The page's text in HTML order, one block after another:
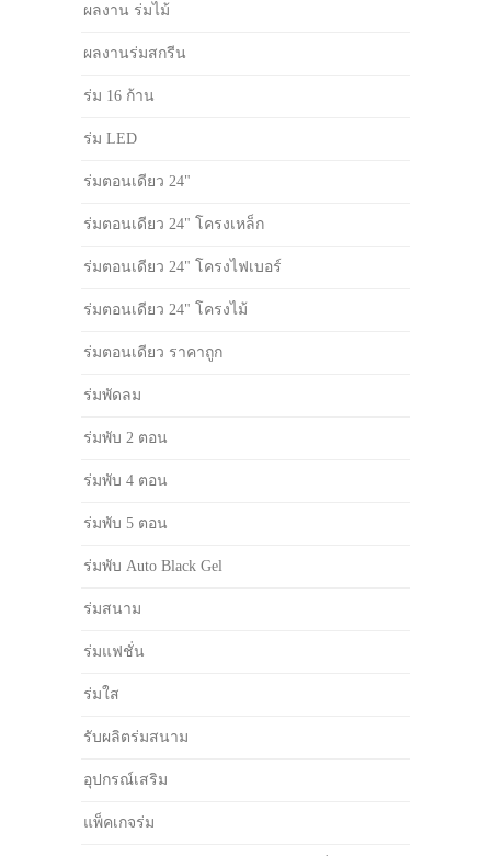
ผลงาน ร่มไม้
ผลงานร่มสกรีน
ร่ม 16 ก้าน
ร่ม LED
ร่มตอนเดียว 24"
ร่มตอนเดียว 24" โครงเหล็ก
ร่มตอนเดียว 24" โครงไฟเบอร์
ร่มตอนเดียว 24" โครงไม้
ร่มตอนเดียว ราคาถูก
ร่มพัดลม
ร่มพับ 2 ตอน
ร่มพับ 4 ตอน
ร่มพับ 5 ตอน
ร่มพับ Auto Black Gel
ร่มสนาม
ร่มแฟชั่น
ร่มใส
รับผลิตร่มสนาม
อุปกรณ์เสริม
แพ็คเกจร่ม